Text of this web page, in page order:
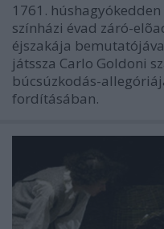
1761.
színházi évad záró-
éjszakája
játssza Carlo Goldoni
búcsúzkodás-
fordításában.